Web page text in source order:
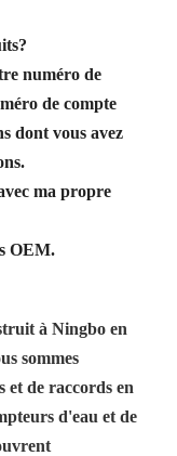
numéro de
de compte
dont vous avez
ma propre
OEM.
à Ningbo en
sommes
et de raccords en
d'eau et de